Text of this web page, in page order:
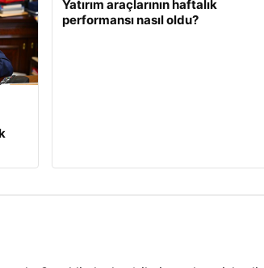
Yatırım araçlarının haftalık
performansı nasıl oldu?